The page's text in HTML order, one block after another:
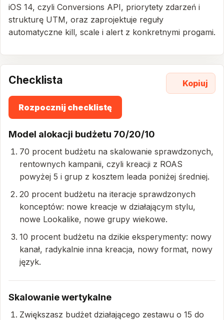
iOS 14, czyli Conversions API, priorytety zdarzeń i
strukturę UTM, oraz zaprojektuje reguły
automatyczne kill, scale i alert z konkretnymi progami.
Checklista Kopiuj
Rozpocznij checklistę
Model alokacji budżetu 70/20/10
70 procent budżetu na skalowanie sprawdzonych,
rentownych kampanii, czyli kreacji z ROAS
powyżej 5 i grup z kosztem leada poniżej średniej.
20 procent budżetu na iteracje sprawdzonych
konceptów: nowe kreacje w działającym stylu,
nowe Lookalike, nowe grupy wiekowe.
10 procent budżetu na dzikie eksperymenty: nowy
kanał, radykalnie inna kreacja, nowy format, nowy
język.
Skalowanie wertykalne
Zwiększasz budżet działającego zestawu o 15 do